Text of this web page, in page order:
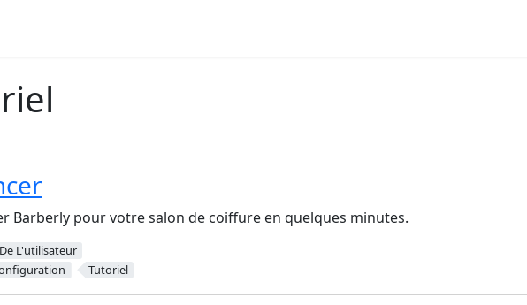
Barberly pour votre salon de coiffure en quelques minutes.
L'utilisateur
Tutoriel